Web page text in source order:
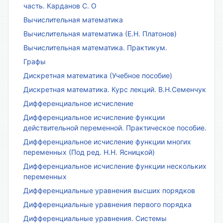
часть. Карданов С. О
Вычислительная математика
Вычислительная математика (Е.Н. Платонов)
Вычислительная математика. Практикум.
Графы
Дискретная математика (Учебное пособие)
Дискретная математика. Курс лекций. В.Н.Семенчук
Дифференциальное исчисление
Дифференциальное исчисление функции
действительной переменной. Практическое пособие.
Дифференциальное исчисление функции многих
переменных (Под ред. Н.Н. Ясницкой)
Дифференциальное исчисление функции нескольких
переменных
Дифференциальные уравнения высших порядков
Дифференциальные уравнения первого порядка
Дифференциальные уравнения. Системы